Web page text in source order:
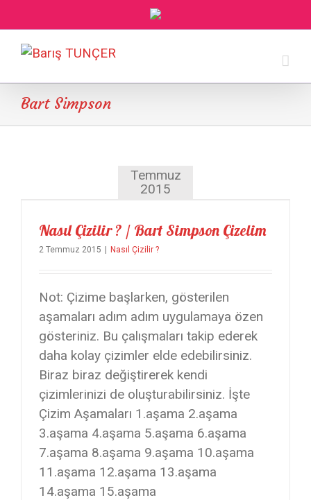
Bart Simpson
Temmuz
2015
Nasıl Çizilir ? / Bart Simpson Çizelim
2 Temmuz 2015 Nasıl Çizilir ?
Not: Çizime başlarken, gösterilen
aşamaları adım adım uygulamaya özen
gösteriniz. Bu çalışmaları takip ederek
daha kolay çizimler elde edebilirsiniz.
Biraz biraz değiştirerek kendi
çizimlerinizi de oluşturabilirsiniz. İşte
Çizim Aşamaları 1.aşama 2.aşama
3.aşama 4.aşama 5.aşama 6.aşama
7.aşama 8.aşama 9.aşama 10.aşama
11.aşama 12.aşama 13.aşama
14.aşama 15.aşama